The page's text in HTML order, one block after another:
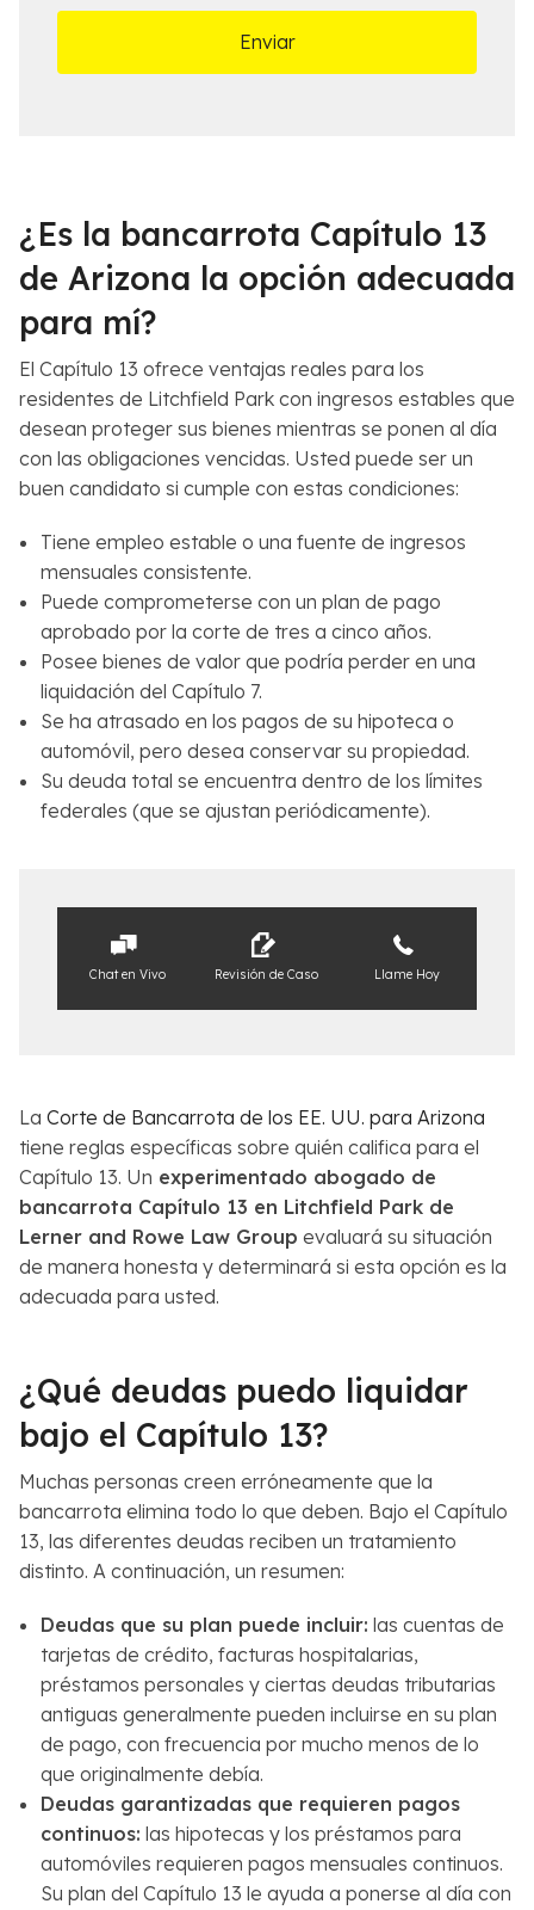
n
a
a
*
l
s
o
¿Es la bancarrota Capítulo 13
de Arizona la opción adecuada
para mí?
El Capítulo 13 ofrece ventajas reales para los
residentes de Litchfield Park con ingresos estables que
desean proteger sus bienes mientras se ponen al día
con las obligaciones vencidas. Usted puede ser un
buen candidato si cumple con estas condiciones:
Tiene empleo estable o una fuente de ingresos
mensuales consistente.
Puede comprometerse con un plan de pago
aprobado por la corte de tres a cinco años.
Posee bienes de valor que podría perder en una
liquidación del Capítulo 7.
Se ha atrasado en los pagos de su hipoteca o
automóvil, pero desea conservar su propiedad.
Su deuda total se encuentra dentro de los límites
federales (que se ajustan periódicamente).
Chat en Vivo Revisión de Caso Llame Hoy
La Corte de Bancarrota de los EE. UU. para Arizona
tiene reglas específicas sobre quién califica para el
Capítulo 13. Un experimentado abogado de
bancarrota Capítulo 13 en Litchfield Park de
Lerner and Rowe Law Group evaluará su situación
de manera honesta y determinará si esta opción es la
adecuada para usted.
¿Qué deudas puedo liquidar
bajo el Capítulo 13?
Muchas personas creen erróneamente que la
bancarrota elimina todo lo que deben. Bajo el Capítulo
13, las diferentes deudas reciben un tratamiento
distinto. A continuación, un resumen:
Deudas que su plan puede incluir: las cuentas de
tarjetas de crédito, facturas hospitalarias,
préstamos personales y ciertas deudas tributarias
antiguas generalmente pueden incluirse en su plan
de pago, con frecuencia por mucho menos de lo
que originalmente debía.
Deudas garantizadas que requieren pagos
continuos: las hipotecas y los préstamos para
automóviles requieren pagos mensuales continuos.
Su plan del Capítulo 13 le ayuda a ponerse al día con